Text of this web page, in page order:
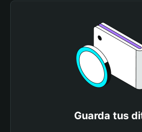
Guarda tus